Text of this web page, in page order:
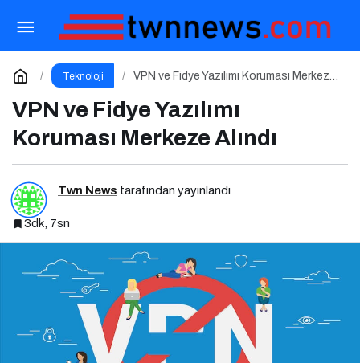
Teknoloji
VPN ve Fidye Yazılımı Koruması Merkeze
VPN ve Fidye Yazılımı
Koruması Merkeze Alındı
Twn News tarafından yayınlandı
3dk, 7sn
Dijital dünyanın yeni tehdidi: SnakeStealer
Yorum Yap